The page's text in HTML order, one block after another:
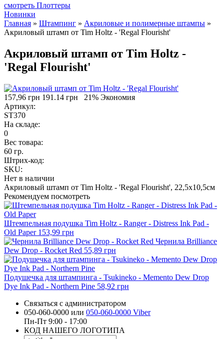
смотреть Плоттеры
Новинки
Главная » Штампинг » Акриловые и полимерные штампы »
Акриловый штамп от Tim Holtz - 'Regal Flourisht'
Акриловый штамп от Tim Holtz -
'Regal Flourisht'
157,96 грн 191.14 грн
21% Экономия
Артикул:
ST370
На складе:
0
Вес товара:
60 гр.
Штрих-код:
SKU:
Нет в наличии
Акриловый штамп от Tim Holtz - 'Regal Flourisht', 22,5х10,5см
Рекомендуем посмотреть
Штемпельная подушка Tim Holtz - Ranger - Distress Ink Pad -
Old Paper 153,99 грн
Чернила Brilliance
Dew Drop - Rocket Red 55,89 грн
Подушечка для штампинга - Tsukineko - Memento Dew Drop
Dye Ink Pad - Northern Pine 58,92 грн
Связаться с администратором
050-060-0000 или 050-060-0000 Viber
Пн-Пт 9:00 - 17:00
КОД НАШЕГО ЛОГОТИПА